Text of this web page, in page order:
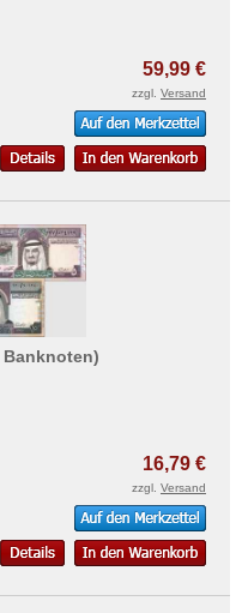
59,99 €
zzgl. Versand
Banknoten)
16,79 €
zzgl. Versand